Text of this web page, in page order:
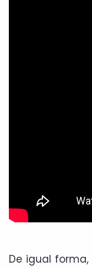
De igual